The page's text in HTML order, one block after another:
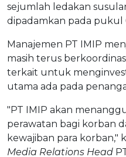
sejumlah ledakan
dipadamkan pada pukul
Manajemen PT IMIP
masih terus
terkait untuk
utama ada pada
"PT IMIP akan
perawatan bagi korban
kewajiban para korban,"
Media Relations Head